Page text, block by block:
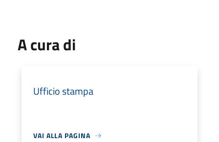
A cura di
Ufficio stampa
VAI ALLA PAGINA